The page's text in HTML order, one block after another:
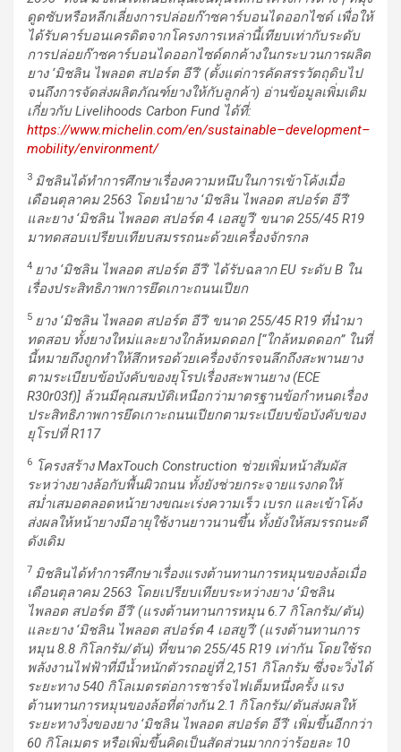
ดูดซับหรือหลีกเลี่ยงการปล่อยก๊าซคาร์บอนไดออกไซด์ เพื่อให้
ได้รับคาร์บอนเครดิตจากโครงการเหล่านี้เทียบเท่ากับระดับ
การปล่อยก๊าซคาร์บอนไดออกไซด์ตกค้างในกระบวนการผลิต
ยาง ‘มิชลิน ไพลอต สปอร์ต อีวี’ (ตั้งแต่การคัดสรรวัตถุดิบไป
จนถึงการจัดส่งผลิตภัณฑ์ยางให้กับลูกค้า) อ่านข้อมูลเพิ่มเติม
เกี่ยวกับLivelihoods Carbon Fund ได้ที่:
https://www.michelin.com/en/sustainable–development–
mobility/environment/
3 มิชลินได้ทำการศึกษาเรื่องความหนึบในการเข้าโค้งเมื่อ
เดือนตุลาคม2563 โดยนำยาง ‘มิชลิน ไพลอต สปอร์ต อีวี’
และยาง ‘มิชลิน ไพลอต สปอร์ต 4 เอสยูวี’ ขนาด 255/45 R19
มาทดสอบเปรียบเทียบสมรรถนะด้วยเครื่องจักรกล
4 ยาง‘มิชลิน ไพลอต สปอร์ต อีวี’ ได้รับฉลากEU ระดับB ใน
เรื่องประสิทธิภาพการยึดเกาะถนนเปียก
5 ยาง‘มิชลิน ไพลอต สปอร์ต อีวี’ ขนาด 255/45 R19 ที่นำมา
ทดสอบ ทั้งยางใหม่และยางใกล้หมดดอก[“ใกล้หมดดอก” ในที่
นี้หมายถึงถูกทำให้สึกหรอด้วยเครื่องจักรจนลึกถึงสะพานยาง
ตามระเบียบข้อบังคับของยุโรปเรื่องสะพานยาง (ECE
R30r03f)] ล้วนมีคุณสมบัติเหนือกว่ามาตรฐานข้อกำหนดเรื่อง
ประสิทธิภาพการยึดเกาะถนนเปียกตามระเบียบข้อบังคับของ
ยุโรปที่R117
6 โครงสร้างMaxTouch Construction ช่วยเพิ่มหน้าสัมผัส
ระหว่างยางล้อกับพื้นผิวถนน ทั้งยังช่วยกระจายแรงกดให้
สม่ำเสมอตลอดหน้ายางขณะเร่งความเร็ว เบรก และเข้าโค้ง
ส่งผลให้หน้ายางมีอายุใช้งานยาวนานขึ้น ทั้งยังให้สมรรถนะดี
ดังเดิม
7 มิชลินได้ทำการศึกษาเรื่องแรงต้านทานการหมุนของล้อเมื่อ
เดือนตุลาคม2563 โดยเปรียบเทียบระหว่างยาง‘มิชลิน
ไพลอต สปอร์ต อีวี’ (แรงต้านทานการหมุน6.7 กิโลกรัม/ตัน)
และยาง‘มิชลิน ไพลอต สปอร์ต 4 เอสยูวี’ (แรงต้านทานการ
หมุน8.8 กิโลกรัม/ตัน) ที่ขนาด 255/45 R19 เท่ากัน โดยใช้รถ
พลังงานไฟฟ้าที่มีน้ำหนักตัวรถอยู่ที่2,151 กิโลกรัม ซึ่งจะวิ่งได้
ระยะทาง540 กิโลเมตรต่อการชาร์จไฟเต็มหนึ่งครั้ง แรง
ต้านทานการหมุนของล้อที่ต่างกัน2.1 กิโลกรัม/ตันส่งผลให้
ระยะทางวิ่งของยาง‘มิชลิน ไพลอต สปอร์ต อีวี’ เพิ่มขึ้นอีกกว่า
60 กิโลเมตร หรือเพิ่มขึ้นคิดเป็นสัดส่วนมากกว่าร้อยละ10